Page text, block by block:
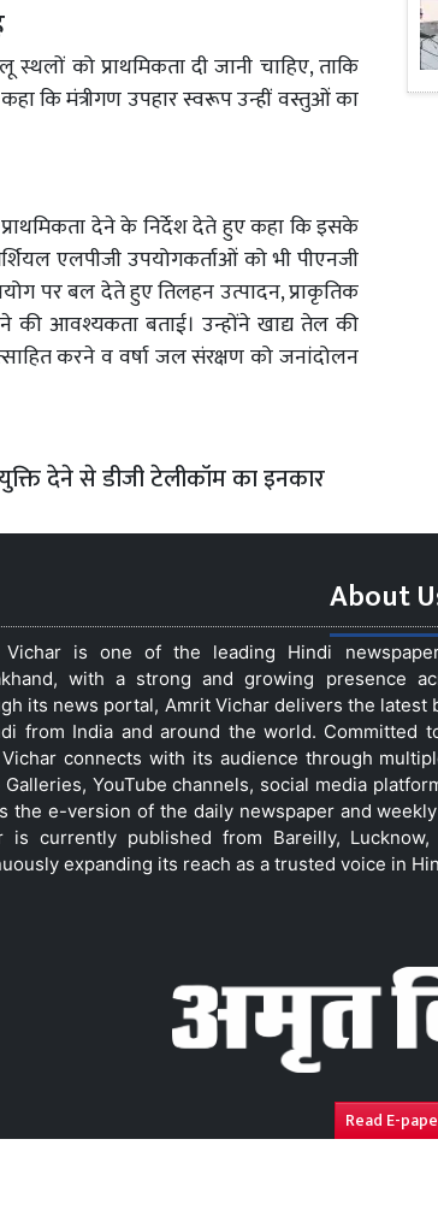
को प्राथमिकता दी जानी चाहिए, ताकि
कि मंत्रीगण उपहार स्वरूप उन्हीं वस्तुओं का
देने के निर्देश देते हुए कहा कि इसके
एलपीजी उपयोगकर्ताओं को भी पीएनजी
पर बल देते हुए तिलहन उत्पादन, प्राकृतिक
की आवश्यकता बताई। उन्होंने खाद्य तेल की
करने व वर्षा जल संरक्षण को जनांदोलन
देने से डीजी टेलीकॉम का इनकार
About
Vichar is one of the leading Hindi
with a strong and growing presence
its news portal, Amrit Vichar delivers the latest
from India and around the world. Committed
connects with its audience through
Galleries, YouTube channels, social media
the e-version of the daily newspaper and
is currently published from Bareilly, Lucknow,
expanding its reach as a trusted voice in
Read E-